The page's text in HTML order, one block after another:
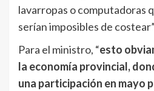
lavarropas o computadoras
serían imposibles de
Para el ministro, “esto
la economía provincial,
una participación en mayo